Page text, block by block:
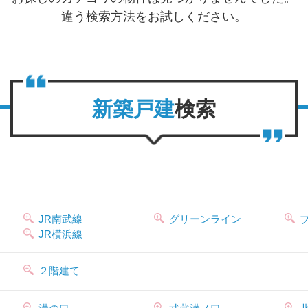
違う検索方法をお試しください。
新築戸建検索
JR南武線 グリーンライン
JR横浜線
２階建て